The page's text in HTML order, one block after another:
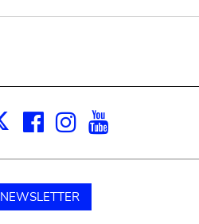
X Facebook
Instagram
NEWSLETTER